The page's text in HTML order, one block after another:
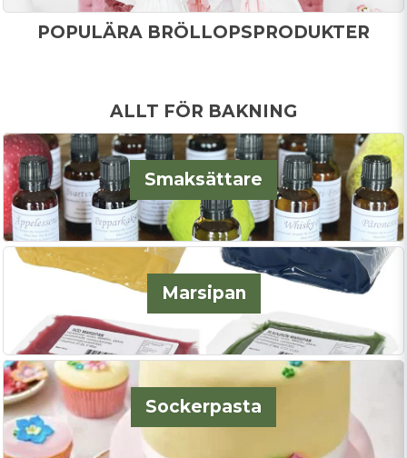
POPULÄRA BRÖLLOPSPRODUKTER
ALLT FÖR BAKNING
Smaksättare
Marsipan
Sockerpasta